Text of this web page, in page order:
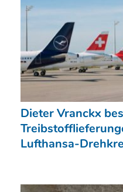
Dieter Vranckx
Lufthansa-